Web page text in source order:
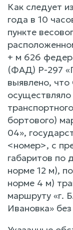
Как следует
года в 10
пункте
+ м 626
(ФАД) Р-297
выявлено,
бортового)
04»,
<номер>, с
габаритов по
норме 12 м),
норме 4 м)
маршруту «г.
Ивановка»